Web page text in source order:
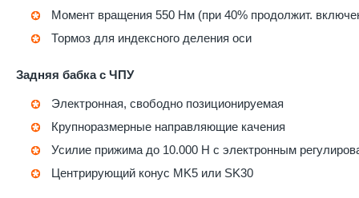
Момент вращения 550 Нм (при 40% продолжит.
Тормоз для индексного деления оси
Задняя бабка с ЧПУ
Электронная, свободно позиционируемая
Крупноразмерные направляющие качения
Усилие прижима до 10.000 Н с электронным
Центрирующий конус MK5 или SK30